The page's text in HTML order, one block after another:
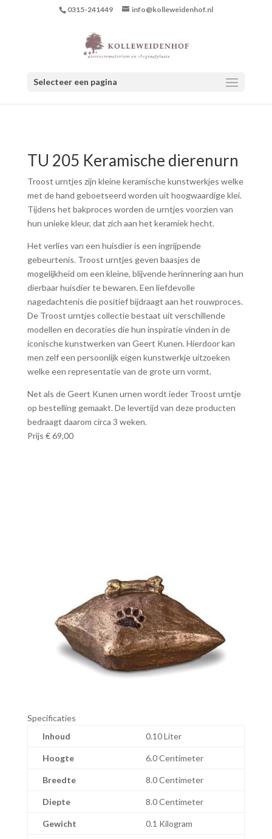
0315-241449 info@kolleweidenhof.nl
Selecteer een pagina
TU 205 Keramische dierenurn
Troost urntjes zijn kleine keramische kunstwerkjes welke
met de hand geboetseerd worden uit hoogwaardige klei.
Tijdens het bakproces worden de urntjes voorzien van
hun unieke kleur, dat zich aan het keramiek hecht.
Het verlies van een huisdier is een ingrijpende
gebeurtenis. Troost urntjes geven baasjes de
mogelijkheid om een kleine, blijvende herinnering aan hun
dierbaar huisdier te bewaren. Een liefdevolle
nagedachtenis die positief bijdraagt aan het rouwproces.
De Troost urntjes collectie bestaat uit verschillende
modellen en decoraties die hun inspiratie vinden in de
iconische kunstwerken van Geert Kunen. Hierdoor kan
men zelf een persoonlijk eigen kunstwerkje uitzoeken
welke een representatie van de grote urn vormt.
Net als de Geert Kunen urnen wordt ieder Troost urntje
op bestelling gemaakt. De levertijd van deze producten
bedraagt daarom circa 3 weken.
Prijs € 69,00
Specificaties
Inhoud
0.10 Liter
Hoogte 6.0 Centimeter
Breedte 8.0 Centimeter
Diepte 8.0 Centimeter
Gewicht 0.1 Kilogram